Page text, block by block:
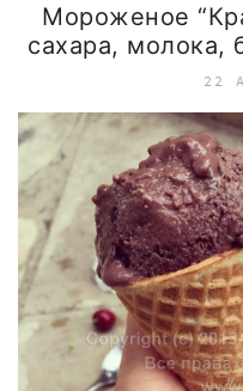
Мороженое
сахара, молока,
22